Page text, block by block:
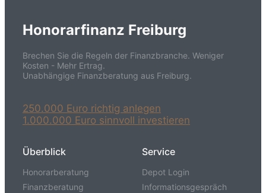
Honorarfinanz Freiburg
Brechen Sie die Regeln der Finanzbranche. Weniger
Kosten - Mehr Ertrag.
Unabhängige Finanzberatung aus Freiburg.
250.000 Euro richtig anlegen
1.000.000 Euro sinnvoll investieren
Überblick
Honorarberatung
Finanzberatung
Service
Depot Login
Informationsgespräch